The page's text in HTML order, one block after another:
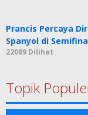
Prancis Percaya
Spanyol di
22089 Dilihat
Topik